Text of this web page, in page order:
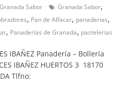
Granada Sabor Granada Sabor,
, Pan de Alfacar, panaderias,
, Panaderías de Granada, pastelerias
IBAÑEZ Panadería – Bollería
IBAÑEZ HUERTOS 3 18170
Tlfno: